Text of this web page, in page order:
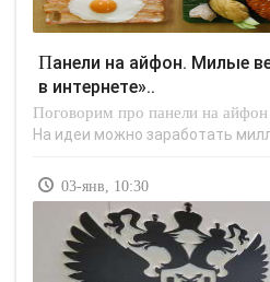
Панели на айфон. Милые вещицы. - «Заработок
в интернете»..
Поговорим про панели на
На идеи можно заработать
03-янв, 10:30